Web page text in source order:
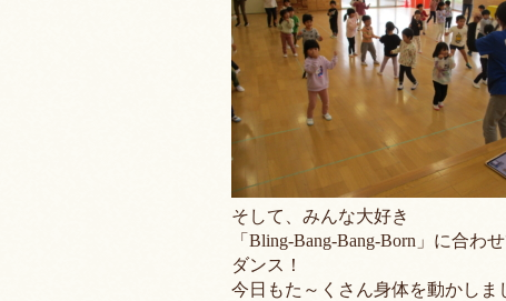
そして、みんな大好き
「Bling-Bang-Bang-Born」に合わ
ダンス！
今日もた～くさん身体を動かしま